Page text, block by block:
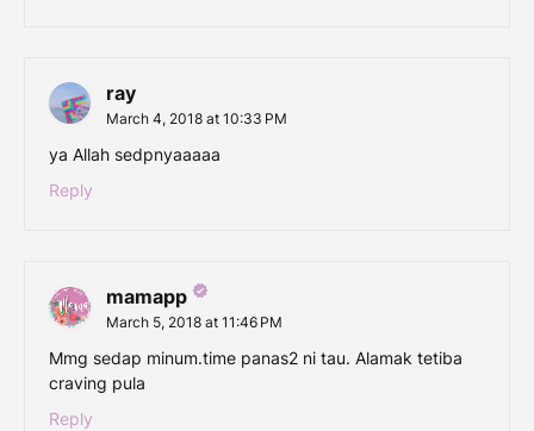
ray
March 4, 2018 at 10:33 PM
ya Allah sedpnyaaaaa
Reply
mamapp
March 5, 2018 at 11:46 PM
Mmg sedap minum.time panas2 ni tau. Alamak tetiba
craving pula
Reply